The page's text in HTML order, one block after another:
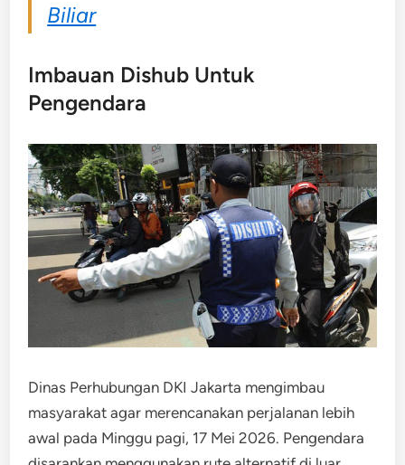
Biliar
Imbauan Dishub Untuk
Pengendara
Dinas Perhubungan DKI Jakarta mengimbau
masyarakat agar merencanakan perjalanan lebih
awal pada Minggu pagi, 17 Mei 2026. Pengendara